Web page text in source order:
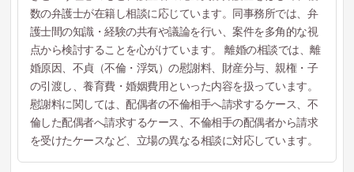
数の弁護士が在籍し相談に応じています。同事務所では、弁
護士間の知識・経験の共有や議論を行い、案件を多角的な視
点から検討することを心がけています。 離婚の相談では、離
婚原因、不貞（不倫・浮気）の慰謝料、財産分与、親権・子
の引渡し、養育費・婚姻費用といった内容を扱っています。
慰謝料に関しては、配偶者の不倫相手へ請求するケース、不
倫した配偶者へ請求するケース、不倫相手の配偶者から請求
を受けたケースなど、立場の異なる相談に対応しています。